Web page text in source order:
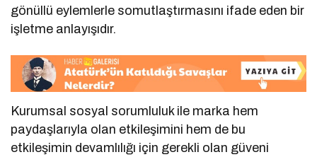
gönüllü eylemlerle somutlaştırmasını ifade eden bir
işletme anlayışıdır.
Kurumsal sosyal sorumluluk ile marka hem
paydaşlarıyla olan etkileşimini hem de bu
etkileşimin devamlılığı için gerekli olan güveni